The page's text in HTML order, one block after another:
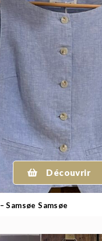
Découvrir
Samsøe Samsøe